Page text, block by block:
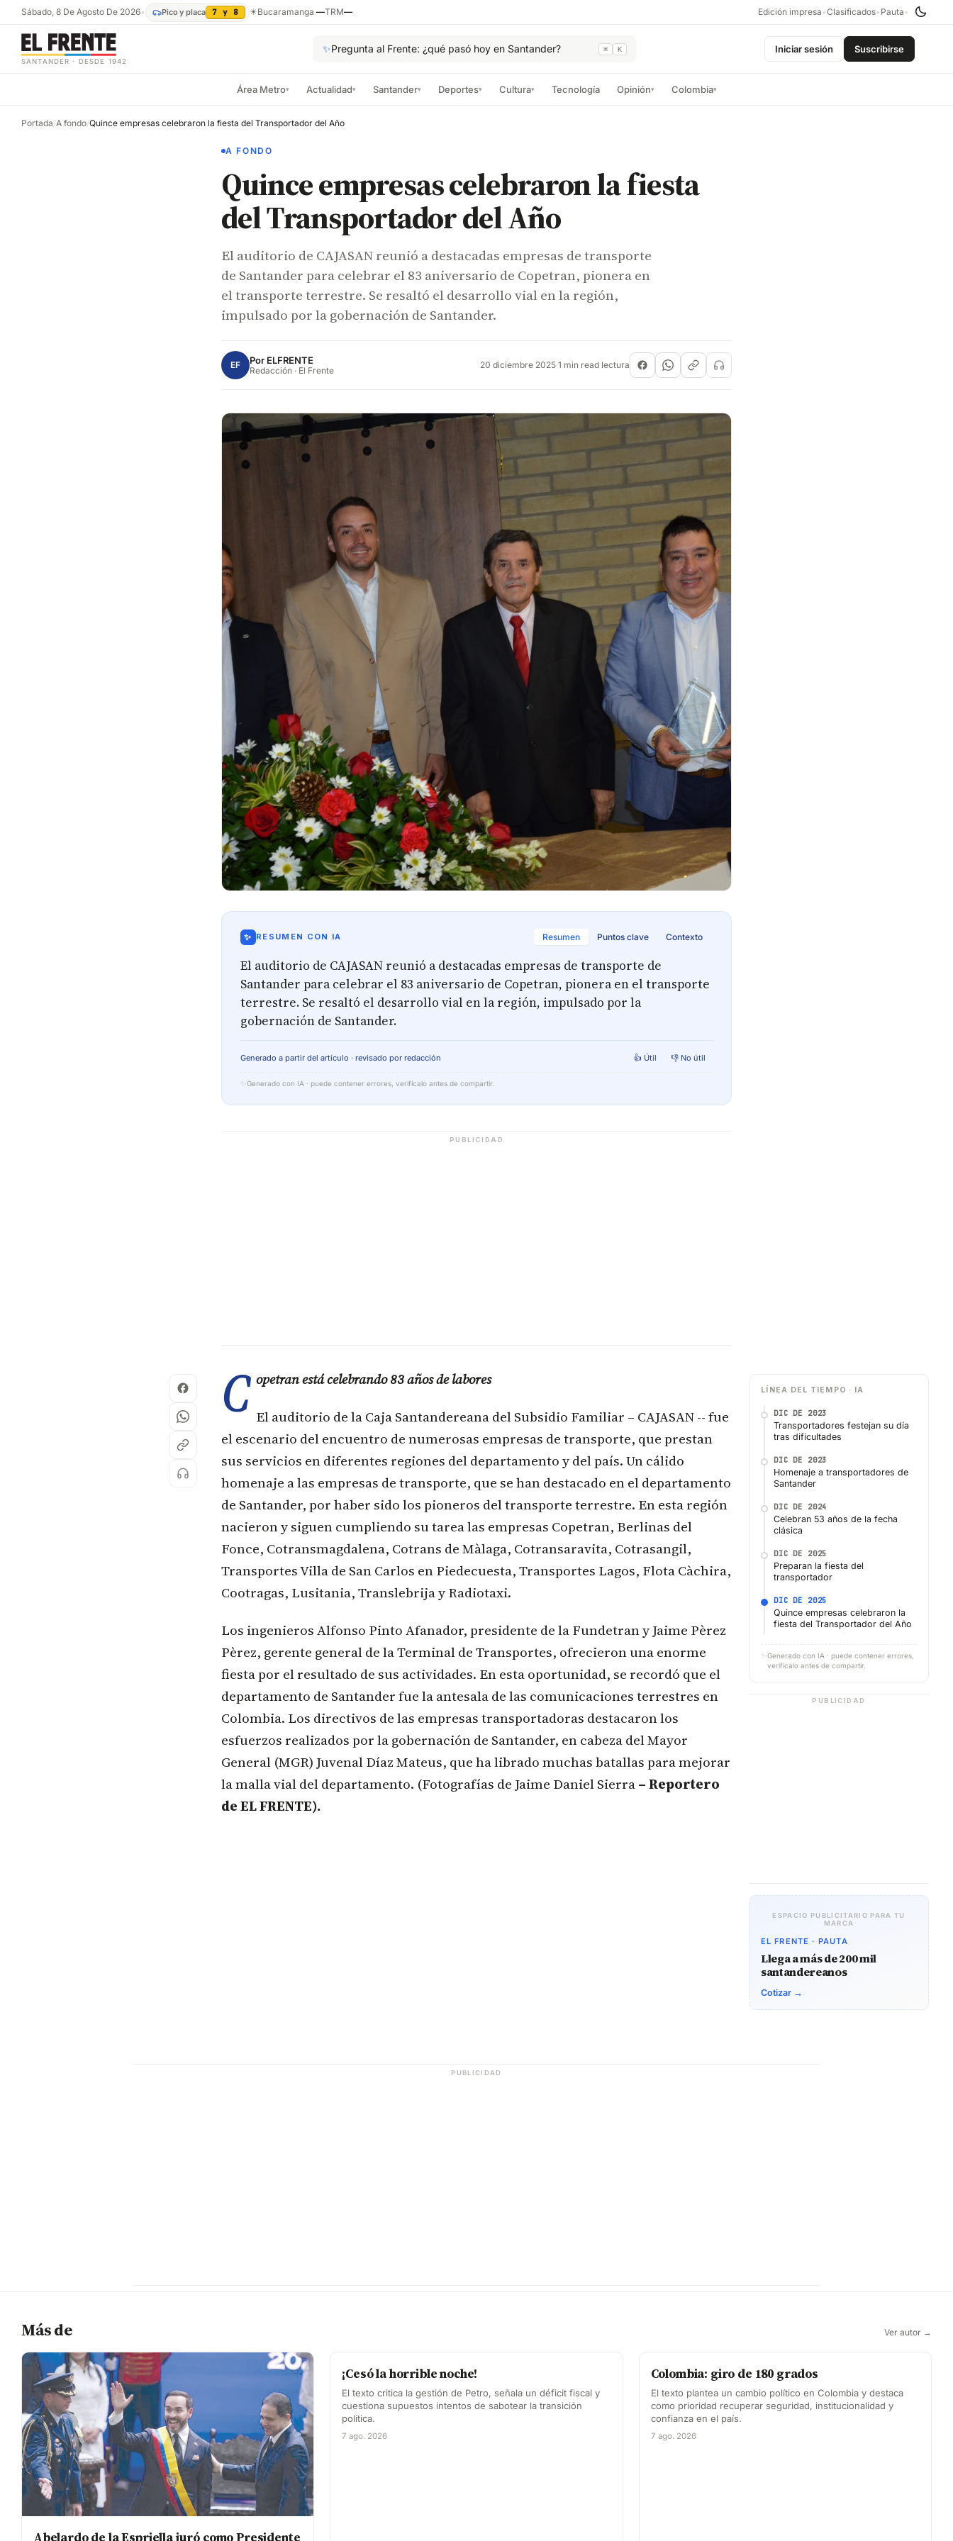
Sábado, 8 De Agosto De 2026• Pico y placa 7 y 8 ☀Bucaramanga —TRM— Edición impresa •Clasificados• Pauta •
SANTANDER · DESDE 1942
✨Pregunta al Frente: ¿qué pasó hoy en Santander? ⌘ K Iniciar sesión Suscribirse
Área Metro▾ Actualidad▾ Santander▾ Deportes▾ Cultura▾ Tecnología Opinión▾ Colombia▾
Portada/A fondo/Quince empresas celebraron la fiesta del Transportador del Año
A FONDO
Quince empresas celebraron la fiesta
del Transportador del Año
El auditorio de CAJASAN reunió a destacadas empresas de transporte
de Santander para celebrar el 83 aniversario de Copetran, pionera en
el transporte terrestre. Se resaltó el desarrollo vial en la región,
impulsado por la gobernación de Santander.
EF Por ELFRENTE
Redacción · El Frente 20 diciembre 2025·1 min read lectura
✨ RESUMEN CON IA Resumen Puntos clave Contexto
El auditorio de CAJASAN reunió a destacadas empresas de transporte de
Santander para celebrar el 83 aniversario de Copetran, pionera en el transporte
terrestre. Se resaltó el desarrollo vial en la región, impulsado por la
gobernación de Santander.
Generado a partir del artículo · revisado por redacción 👍 Útil 👎 No útil
✨ Generado con IA · puede contener errores, verifícalo antes de compartir.
PUBLICIDAD
C opetran está celebrando 83 años de labores
El auditorio de la Caja Santandereana del Subsidio Familiar – CAJASAN -- fue
el escenario del encuentro de numerosas empresas de transporte, que prestan
sus servicios en diferentes regiones del departamento y del país. Un cálido
homenaje a las empresas de transporte, que se han destacado en el departamento
de Santander, por haber sido los pioneros del transporte terrestre. En esta región
nacieron y siguen cumpliendo su tarea las empresas Copetran, Berlinas del
Fonce, Cotransmagdalena, Cotrans de Màlaga, Cotransaravita, Cotrasangil,
Transportes Villa de San Carlos en Piedecuesta, Transportes Lagos, Flota Càchira,
Cootragas, Lusitania, Translebrija y Radiotaxi.
Los ingenieros Alfonso Pinto Afanador, presidente de la Fundetran y Jaime Pèrez
Pèrez, gerente general de la Terminal de Transportes, ofrecieron una enorme
fiesta por el resultado de sus actividades. En esta oportunidad, se recordó que el
departamento de Santander fue la antesala de las comunicaciones terrestres en
Colombia. Los directivos de las empresas transportadoras destacaron los
esfuerzos realizados por la gobernación de Santander, en cabeza del Mayor
General (MGR) Juvenal Díaz Mateus, que ha librado muchas batallas para mejorar
la malla vial del departamento. (Fotografías de Jaime Daniel Sierra– Reportero
de EL FRENTE).
LÍNEA DEL TIEMPO · IA
DIC DE 2023
Transportadores festejan su día
tras dificultades
DIC DE 2023
Homenaje a transportadores de
Santander
DIC DE 2024
Celebran 53 años de la fecha
clásica
DIC DE 2025
Preparan la fiesta del
transportador
DIC DE 2025
Quince empresas celebraron la
fiesta del Transportador del Año
✨ Generado con IA · puede contener errores,
verifícalo antes de compartir.
PUBLICIDAD
ESPACIO PUBLICITARIO PARA TU
MARCA
EL FRENTE · PAUTA
Llega a más de 200 mil
santandereanos
Cotizar →
PUBLICIDAD
Más de Ver autor →
¡Cesó la horrible noche!
El texto critica la gestión de Petro, señala un déficit fiscal y
cuestiona supuestos intentos de sabotear la transición
política.
7 ago. 2026
Colombia: giro de 180 grados
El texto plantea un cambio político en Colombia y destaca
como prioridad recuperar seguridad, institucionalidad y
confianza en el país.
7 ago. 2026